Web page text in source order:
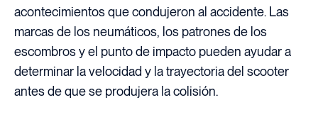
acontecimientos que condujeron al accidente. Las
marcas de los neumáticos, los patrones de los
escombros y el punto de impacto pueden ayudar a
determinar la velocidad y la trayectoria del scooter
antes de que se produjera la colisión.